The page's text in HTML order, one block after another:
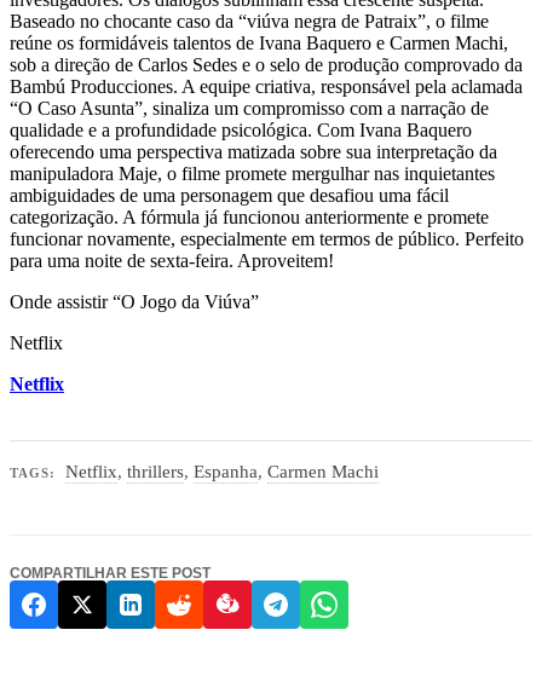
Baseado no chocante caso da “viúva negra de Patraix”, o filme
reúne os formidáveis talentos de Ivana Baquero e Carmen Machi,
sob a direção de Carlos Sedes e o selo de produção comprovado da
Bambú Producciones. A equipe criativa, responsável pela aclamada
“O Caso Asunta”, sinaliza um compromisso com a narração de
qualidade e a profundidade psicológica. Com Ivana Baquero
oferecendo uma perspectiva matizada sobre sua interpretação da
manipuladora Maje, o filme promete mergulhar nas inquietantes
ambiguidades de uma personagem que desafiou uma fácil
categorização. A fórmula já funcionou anteriormente e promete
funcionar novamente, especialmente em termos de público. Perfeito
para uma noite de sexta-feira. Aproveitem!
Onde assistir “O Jogo da Viúva”
Netflix
Netflix
TAGS: Netflix,thrillers,Espanha,Carmen Machi
COMPARTILHAR ESTE POST